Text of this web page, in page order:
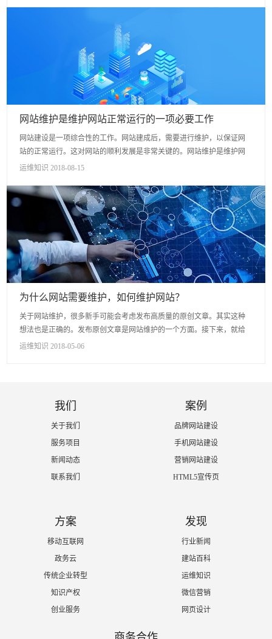
网站维护是维护网站正常运行的一项必要工作
网站建设是一项综合性的工作。网站建成后，需要进行维护，以保证网
站的正常运行。这对网站的顺利发展是非常关键的。网站维护是维护网
站正常运行的一项必要工作，因为在网站上线运营的后期，网站程序和
运维知识 2018-08-15
为什么网站需要维护，如何维护网站？
关于网站维护，很多新手可能会考虑发布高质量的原创文章。其实这种
想法也是正确的。发布原创文章是网站维护的一个方面。接下来，就给
大家讲解一下网站维护的相关知识。 什么是网站维护： 一个...
运维知识 2018-05-06
我们
关于我们
服务项目
新闻动态
联系我们
案例
品牌网站建设
手机网站建设
营销网站建设
HTML5宣传页
方案
移动互联网
政务云
传统企业转型
知识产权
创业服务
发现
行业新闻
建站百科
运维知识
微信营销
网页设计